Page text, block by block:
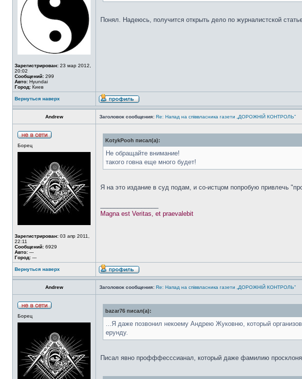
Зарегистрирован: 23 мар 2012,
20:02
Сообщений: 299
Авто: Hyundai
Город: Киев
Понял. Надеюсь, получится открыть дело по журналистской
Вернуться наверх
Аndrew Заголовок сообщения: Re: Напад на співвласника газети „ДОРОЖНІЙ КОНТРОЛЬ”
Борец
Зарегистрирован: 03 апр 2011,
22:11
Сообщений: 6929
Авто: ---
Город: ---
KotykPooh писал(а):
Не обращайте внимание!
такого говна еще много будет!
Я на это издание в суд подам, и со-истцом попробую привлечь
Magna est Veritas, et praevalebit
Вернуться наверх
Аndrew Заголовок сообщения: Re: Напад на співвласника газети „ДОРОЖНІЙ КОНТРОЛЬ”
Борец
bazar76 писал(а):
...Я даже позвонил некоему Андрею Жуковню, который
ерунду.
Писал явно профффесссианал, который даже фамилию